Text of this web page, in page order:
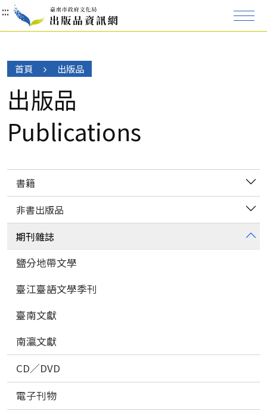
:::
:::
:::
首頁 出版品
出版品
Publications
書籍
非書出版品
期刊雜誌
鹽分地帶文學
臺江臺語文學季刊
臺南文獻
南瀛文獻
CD／DVD
電子刊物